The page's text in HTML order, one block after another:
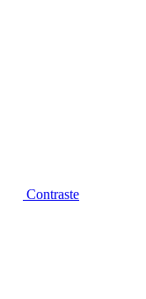
Contraste